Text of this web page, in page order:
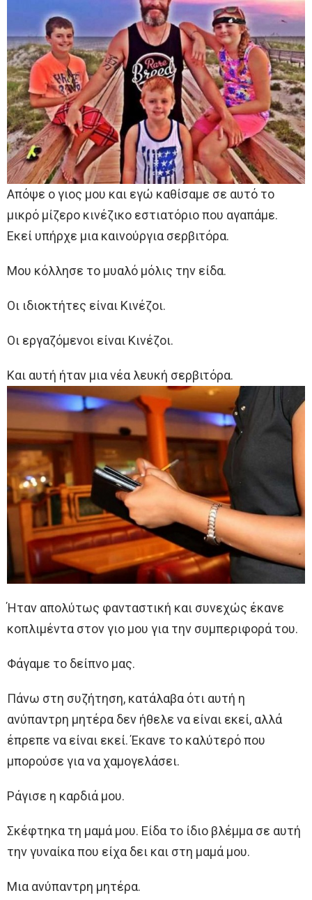
Απόψε ο γιος μου και εγώ καθίσαμε σε αυτό το
μικρό μίζερο κινέζικο εστιατόριο που αγαπάμε.
Εκεί υπήρχε μια καινούργια σερβιτόρα.
Μου κόλλησε το μυαλό μόλις την είδα.
Οι ιδιοκτήτες είναι Κινέζοι.
Οι εργαζόμενοι είναι Κινέζοι.
Και αυτή ήταν μια νέα λευκή σερβιτόρα.
Ήταν απολύτως φανταστική και συνεχώς έκανε
κοπλιμέντα στον γιο μου για την συμπεριφορά του.
Φάγαμε το δείπνο μας.
Πάνω στη συζήτηση, κατάλαβα ότι αυτή η
ανύπαντρη μητέρα δεν ήθελε να είναι εκεί, αλλά
έπρεπε να είναι εκεί. Έκανε το καλύτερό που
μπορούσε για να χαμογελάσει.
Ράγισε η καρδιά μου.
Σκέφτηκα τη μαμά μου. Είδα το ίδιο βλέμμα σε αυτή
την γυναίκα που είχα δει και στη μαμά μου.
Μια ανύπαντρη μητέρα.